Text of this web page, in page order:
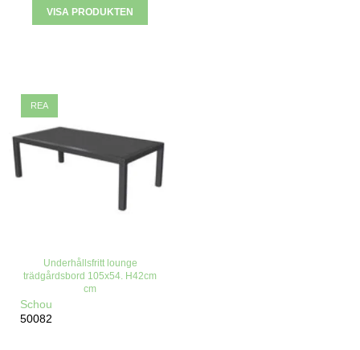
VISA PRODUKTEN
REA
Underhållsfritt lounge
trädgårdsbord 105x54. H42cm
cm
Schou
50082